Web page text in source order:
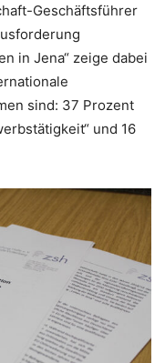
Geschäftsführer
in Jena“ zeige dabei
sind: 37 Prozent
und 16